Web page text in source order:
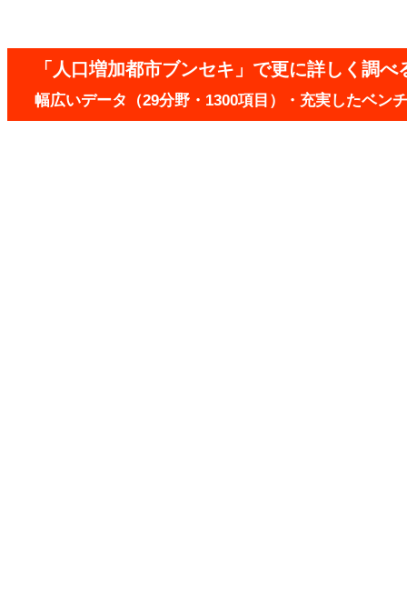
「人口増加都市ブンセキ」で更に詳しく調べ
幅広いデータ（29分野・1300項目）・充実したベン